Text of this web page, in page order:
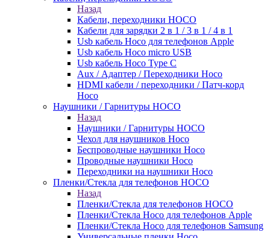
Назад
Кабели, переходники HOCO
Кабели для зарядки 2 в 1 / 3 в 1 / 4 в 1
Usb кабель Hoco для телефонов Apple
Usb кабель Hoco micro USB
Usb кабель Hoco Type C
Aux / Адаптер / Переходники Hoco
HDMI кабели / переходники / Патч-корд
Hoco
Наушники / Гарнитуры HOCO
Назад
Наушники / Гарнитуры HOCO
Чехол для наушников Hoco
Беспроводные наушники Hoco
Проводные наушники Hoco
Переходники на наушники Hoco
Пленки/Стекла для телефонов HOCO
Назад
Пленки/Стекла для телефонов HOCO
Пленки/Стекла Hoco для телефонов Apple
Пленки/Стекла Hoco для телефонов Samsung